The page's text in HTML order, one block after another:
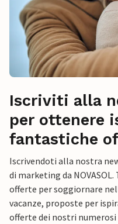
Iscriviti alla
per ottenere
fantastiche
Iscrivendoti alla nostra
di marketing da
offerte per soggiornare
vacanze, proposte per
offerte dei nostri